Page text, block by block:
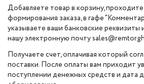
Добавляете товар в корзину,
формирования заказа, в гафе
указываете ваши банковские реквизиты
нашу электронную почту
Получаете счет, оплачивая который
поставки. После оплаты вам приходит
поступлении денежных средств и дата